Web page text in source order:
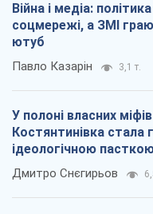
Війна і медіа:
соцмережі, а ЗМІ
ютуб
Павло Казарін 3,1 т.
У полоні власних
Костянтинівка стала
ідеологічною
окупантів
Дмитро Снєгирьов